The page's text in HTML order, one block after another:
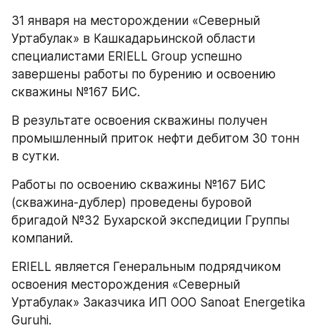
31 января на месторождении «Северный
Уртабулак» в Кашкадарьинской области
специалистами ERIELL Group успешно
завершены работы по бурению и освоению
скважины №167 БИС.
В результате освоения скважины получен
промышленный приток нефти дебитом 30 тонн
в сутки.
Работы по освоению скважины №167 БИС
(скважина-дублер) проведены буровой
бригадой №32 Бухарской экспедиции Группы
компаний.
ERIELL является Генеральным подрядчиком
освоения месторождения «Северный
Уртабулак» Заказчика ИП ООО Sanoat Energetika
Guruhi.